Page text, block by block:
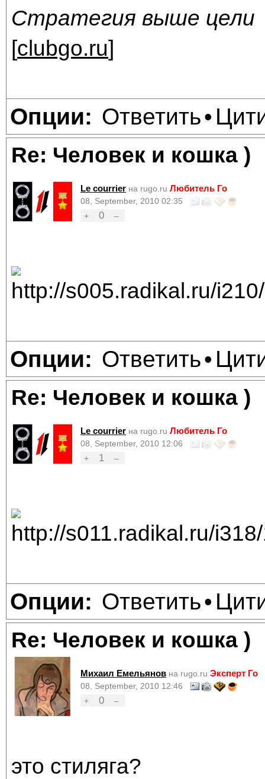
Стратегия выше цели
[clubgo.ru]
Опции: Ответить•
Re: Человек и кошка )
Le courrier на rugo.ru Любитель Го
08, September, 2010 02:35
+
0 –
Опции: Ответить•
Re: Человек и кошка )
Le courrier на rugo.ru Любитель Го
08, September, 2010 12:06
+
1 –
Опции: Ответить•
Re: Человек и кошка )
Михаил Емельянов на rugo.ru Эксперт Го
08, September, 2010 12:46
+
0 –
это стиляга?